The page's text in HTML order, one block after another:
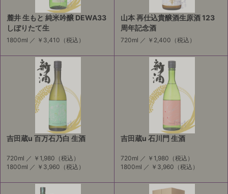
麓井 生もと 純米吟醸 DEWA33
しぼりたて生
1800ml ／ ￥3,410 （税込）
山本 再仕込貴醸酒生原酒 123
周年記念酒
720ml ／ ￥2,400 （税込）
吉田蔵u 百万石乃白 生酒
720ml ／ ￥1,980 （税込）
1800ml ／ ￥3,960 （税込）
吉田蔵u 石川門 生酒
720ml ／ ￥1,980 （税込）
1800ml ／ ￥3,960 （税込）